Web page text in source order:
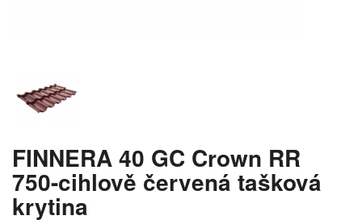
FINNERA 40 GC Crown RR
750-cihlově červená tašková
krytina